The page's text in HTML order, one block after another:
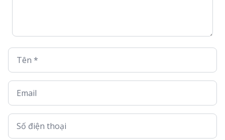
Tên *
Email
Số điện thoại